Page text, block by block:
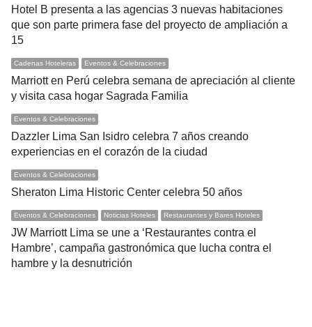
Hotel B presenta a las agencias 3 nuevas habitaciones
que son parte primera fase del proyecto de ampliación a
15
Cadenas Hoteleras Eventos & Celebraciones
Marriott en Perú celebra semana de apreciación al cliente
y visita casa hogar Sagrada Familia
Eventos & Celebraciones
Dazzler Lima San Isidro celebra 7 años creando
experiencias en el corazón de la ciudad
Eventos & Celebraciones
Sheraton Lima Historic Center celebra 50 años
Eventos & Celebraciones Noticias Hoteles Restaurantes y Bares Hoteles
JW Marriott Lima se une a ‘Restaurantes contra el
Hambre’, campaña gastronómica que lucha contra el
hambre y la desnutrición